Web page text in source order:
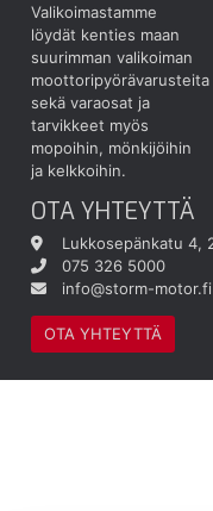
Valikoimastamme
löydät kenties maan
suurimman valikoiman
moottoripyörävarusteita
sekä varaosat ja
tarvikkeet myös
mopoihin, mönkijöihin
ja kelkkoihin.
OTA YHTEYTTÄ
Lukkosepänkatu 4,
075 326 5000
info@storm-motor.fi
OTA YHTEYTTÄ